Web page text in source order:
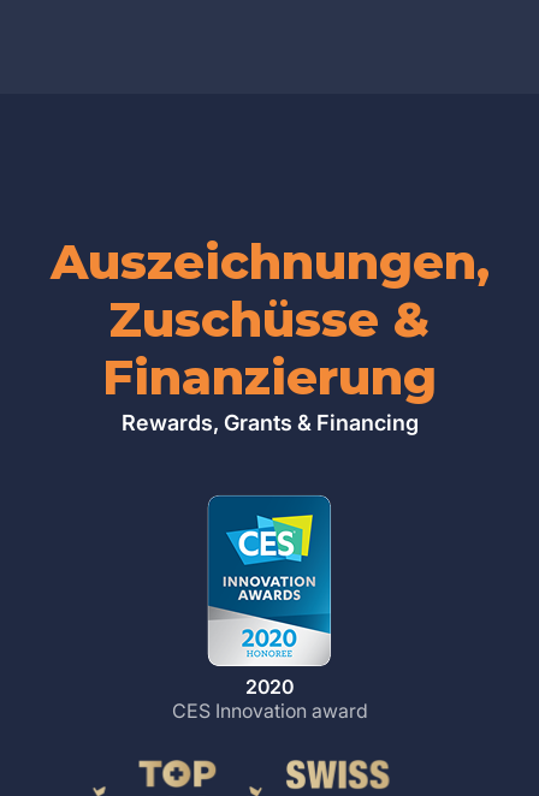
Auszeichnungen,
Zuschüsse &
Finanzierung
Rewards, Grants & Financing
2020
CES Innovation award